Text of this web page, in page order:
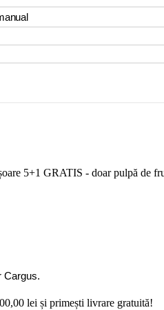
5+1 GRATIS - doar pulpă de
Cargus.
lei și primești livrare gratuită!